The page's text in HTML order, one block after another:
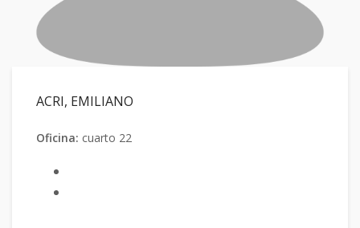
ACRI, EMILIANO
Oficina: cuarto 22